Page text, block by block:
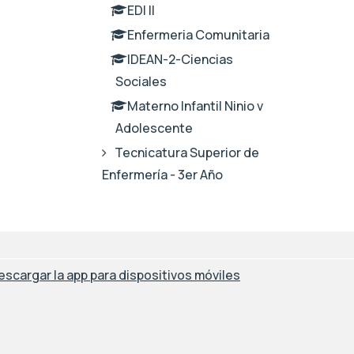
EDI II
Enfermeria Comunitaria
IDEAN-2-Ciencias
Sociales
Materno Infantil Ninio v
Adolescente
Tecnicatura Superior de
Enfermería - 3er Año
la app para dispositivos móviles